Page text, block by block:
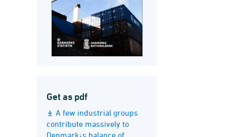
Get as pdf
A few industrial groups
contribute massively to
Denmark¿s balance of